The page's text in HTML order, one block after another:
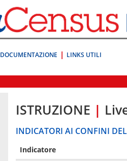
DOCUMENTAZIONE LINKS UTILI
ISTRUZIONE |
INDICATORI AI CONFINI
Indicatore